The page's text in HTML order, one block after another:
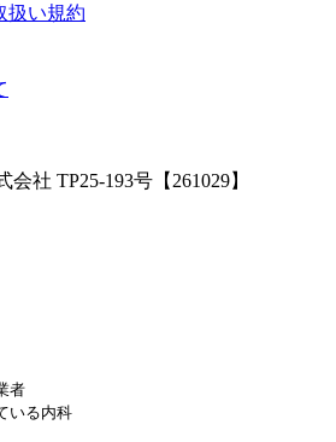
扱い規約
社 TP25-193号【261029】
者
いる内科